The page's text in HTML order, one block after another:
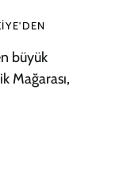
büyük
Mağarası,